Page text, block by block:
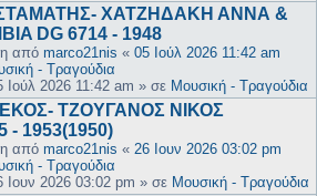
ΧΑΤΖΗΔΑΚΗ ΑΝΝΑ &
DG 6714 - 1948
από marco21nis « 05 Ιούλ 2026 11:42 am
- Τραγούδια
Ιούλ 2026 11:42 am » σε Μουσική - Τραγούδια
ΤΖΟΥΓΑΝΟΣ ΝΙΚΟΣ
1953(1950)
από marco21nis « 26 Ιουν 2026 03:02 pm
- Τραγούδια
Ιουν 2026 03:02 pm » σε Μουσική - Τραγούδια